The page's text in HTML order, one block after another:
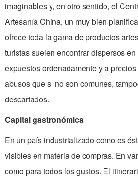
imaginables y, en otro sentido, el
Artesanía China, un muy bien
ofrece toda la gama de productos
turistas suelen encontrar dispersos en
expuestos ordenadamente y a
abusos que si no son comunes,
descartados.
Capital gastronómica
En un país industrializado como es
visibles en materia de compras. En
como para todos los gustos. El